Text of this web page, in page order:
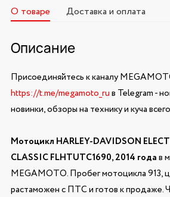
О товаре Доставка и оплата
Описание
Присоединяйтесь к каналу
https://t.me/megamoto_ruв Telegram -
новинки, обзоры на технику и куча
Мотоцикл HARLEY-DAVIDSON
CLASSIC FLHTUTC1690, 2014 годав
MEGAMOTO. Пробег мотоцикла 913,
растаможен с ПТС и готов к продаже.